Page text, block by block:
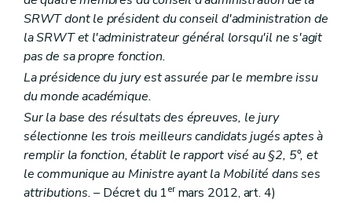
SRWT dont le président du conseil d'administration de
la SRWT et l'administrateur général lorsqu'il ne s'agit
pas de sa propre fonction.
La présidence du jury est assurée par le membre issu
du monde académique.
Sur la base des résultats des épreuves, le jury
sélectionne les trois meilleurs candidats jugés aptes à
remplir la fonction, établit le rapport visé au §2, 5°, et
le communique au Ministre ayant la Mobilité dans ses
attributions.– Décret du 1ermars 2012, art. 4)